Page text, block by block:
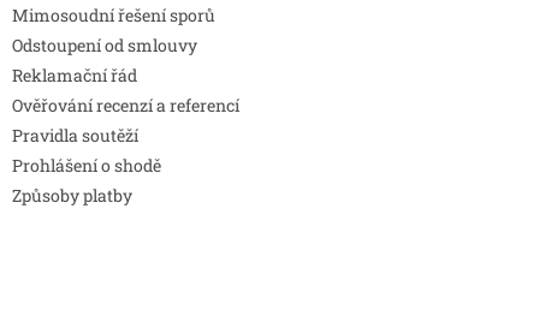
Mimosoudní řešení sporů
Odstoupení od smlouvy
Reklamační řád
Ověřování recenzí a referencí
Pravidla soutěží
Prohlášení o shodě
Způsoby platby